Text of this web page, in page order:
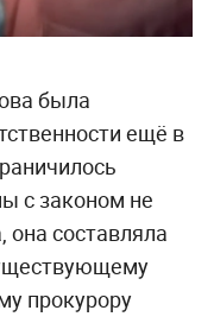
была
ещё в
с законом не
составляла
прокурору